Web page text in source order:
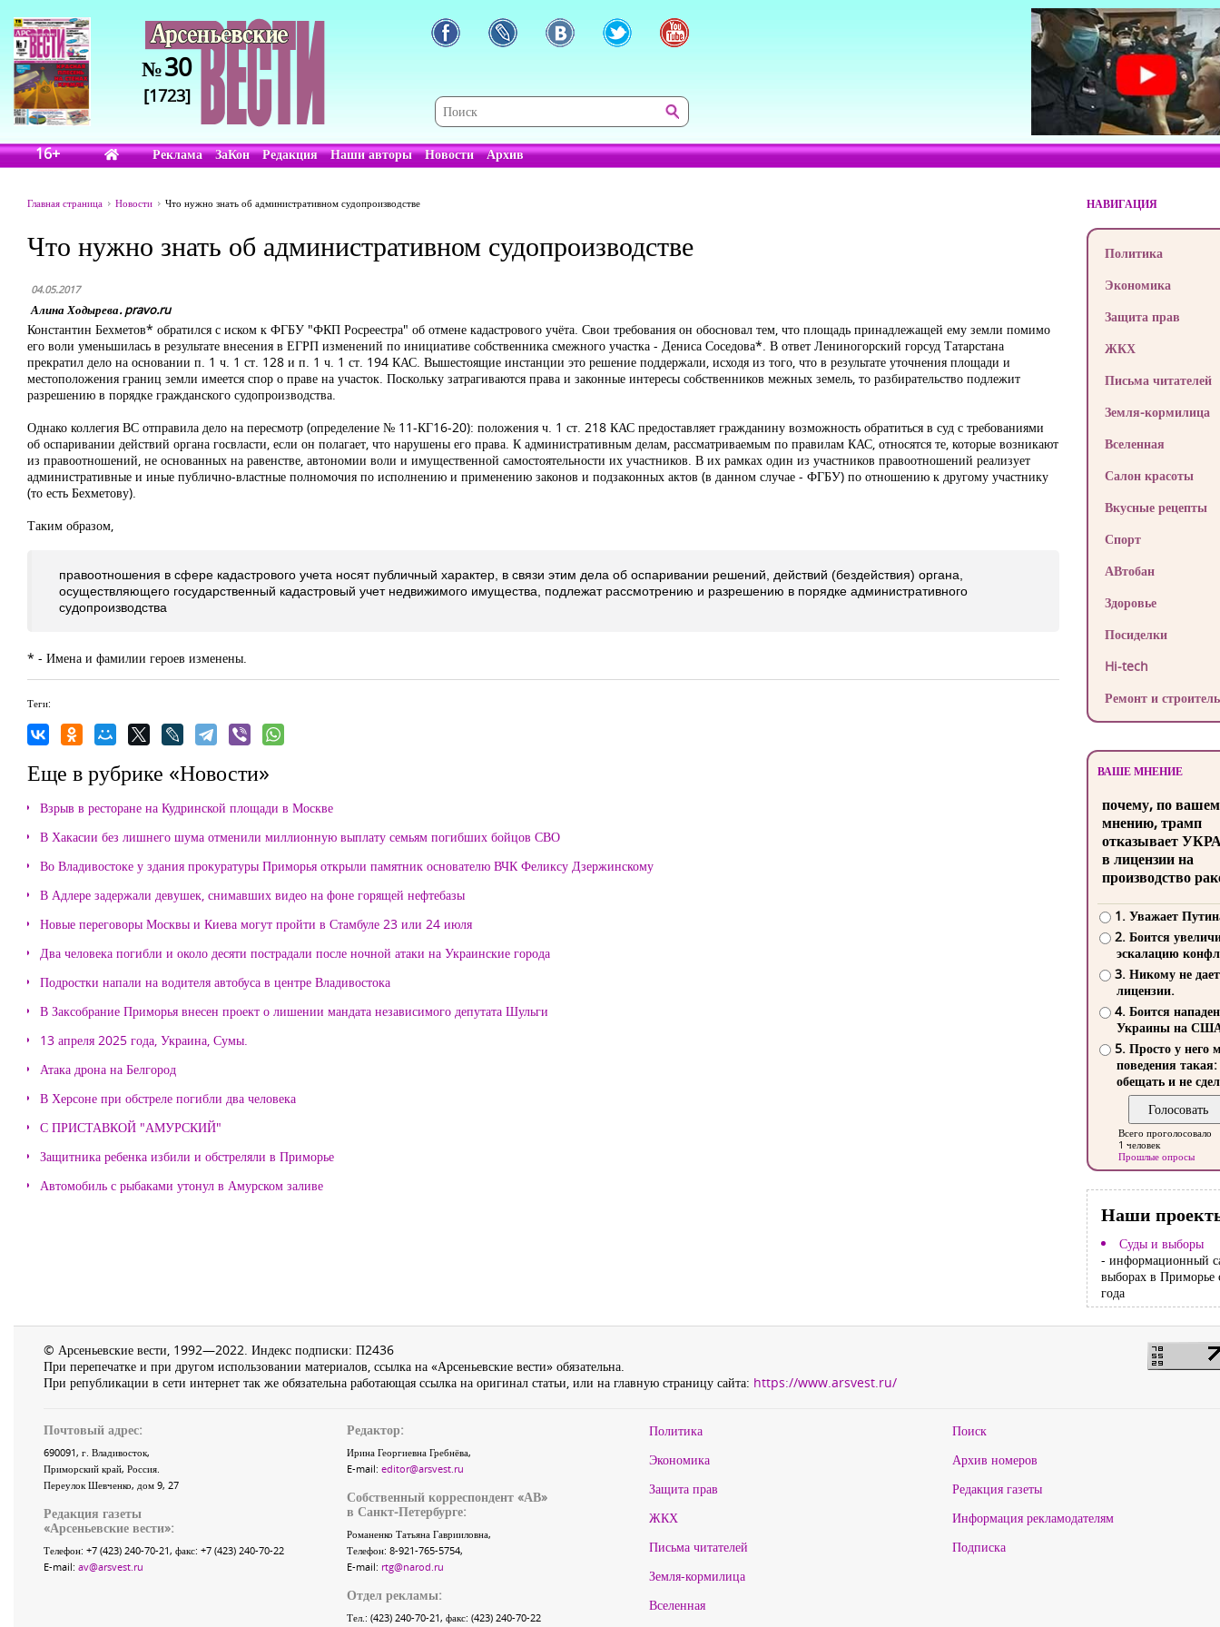
№30
[1723]
16+ Реклама ЗаКон Редакция Наши авторы Новости Архив
Главная страница Новости Что нужно знать об административном судопроизводстве
Что нужно знать об административном судопроизводстве
04.05.2017
Алина Ходырева. pravo.ru
Константин Бехметов* обратился с иском к ФГБУ "ФКП Росреестра" об отмене кадастрового учёта. Свои требования он обосновал тем, что площадь принадлежащей ему земли помимо
его воли уменьшилась в результате внесения в ЕГРП изменений по инициативе собственника смежного участка - Дениса Соседова*. В ответ Лениногорский горсуд Татарстана
прекратил дело на основании п. 1 ч. 1 ст. 128 и п. 1 ч. 1 ст. 194 КАС. Вышестоящие инстанции это решение поддержали, исходя из того, что в результате уточнения площади и
местоположения границ земли имеется спор о праве на участок. Поскольку затрагиваются права и законные интересы собственников межных земель, то разбирательство подлежит
разрешению в порядке гражданского судопроизводства.
Однако коллегия ВС отправила дело на пересмотр (определение № 11-КГ16-20): положения ч. 1 ст. 218 КАС предоставляет гражданину возможность обратиться в суд с требованиями
об оспаривании действий органа госвласти, если он полагает, что нарушены его права. К административным делам, рассматриваемым по правилам КАС, относятся те, которые возникают
из правоотношений, не основанных на равенстве, автономии воли и имущественной самостоятельности их участников. В их рамках один из участников правоотношений реализует
административные и иные публично-властные полномочия по исполнению и применению законов и подзаконных актов (в данном случае - ФГБУ) по отношению к другому участнику
(то есть Бехметову).
Таким образом,
правоотношения в сфере кадастрового учета носят публичный характер, в связи этим дела об оспаривании решений, действий (бездействия) органа,
осуществляющего государственный кадастровый учет недвижимого имущества, подлежат рассмотрению и разрешению в порядке административного
судопроизводства
* - Имена и фамилии героев изменены.
Теги:
Еще в рубрике «Новости»
Взрыв в ресторане на Кудринской площади в Москве
В Хакасии без лишнего шума отменили миллионную выплату семьям погибших бойцов СВО
Во Владивостоке у здания прокуратуры Приморья открыли памятник основателю ВЧК Феликсу Дзержинскому
В Адлере задержали девушек, снимавших видео на фоне горящей нефтебазы
Новые переговоры Москвы и Киева могут пройти в Стамбуле 23 или 24 июля
Два человека погибли и около десяти пострадали после ночной атаки на Украинские города
Подростки напали на водителя автобуса в центре Владивостока
В Заксобрание Приморья внесен проект о лишении мандата независимого депутата Шульги
13 апреля 2025 года, Украина, Сумы.
Атака дрона на Белгород
В Херсоне при обстреле погибли два человека
С ПРИСТАВКОЙ "АМУРСКИЙ"
Защитника ребенка избили и обстреляли в Приморье
Автомобиль с рыбаками утонул в Амурском заливе
НАВИГАЦИЯ
Политика
Экономика
Защита прав
ЖКХ
Письма читателей
Земля-кормилица
Вселенная
Салон красоты
Вкусные рецепты
Спорт
АВтобан
Здоровье
Посиделки
Hi-tech
Ремонт и
ВАШЕ МНЕНИЕ
почему, по
мнению, трамп
отказывает
в лицензии на
производство
1. Уважает
2. Боится
эскалацию
3. Никому не
лицензии.
4. Боится
Украины на
5. Просто у него
поведения такая:
обещать и не
Всего проголосовало
1 человек
Прошлые опросы
Наши
Суды и выборы
- информационный
выборах в Приморье
года
© Арсеньевские вести, 1992—2022. Индекс подписки: П2436
При перепечатке и при другом использовании материалов, ссылка на «Арсеньевские вести» обязательна.
При републикации в сети интернет так же обязательна работающая ссылка на оригинал статьи, или на главную страницу сайта: https://www.arsvest.ru/
Почтовый адрес:
690091, г. Владивосток,
Приморский край, Россия.
Переулок Шевченко, дом 9, 27
Редакция газеты
«Арсеньевские вести»:
Телефон: +7 (423) 240-70-21, факс: +7 (423) 240-70-22
E-mail: av@arsvest.ru
Редактор:
Ирина Георгиевна Гребнёва,
E-mail: editor@arsvest.ru
Собственный корреспондент «АВ»
в Санкт-Петербурге:
Романенко Татьяна Гаврииловна,
Телефон: 8-921-765-5754,
E-mail: rtg@narod.ru
Отдел рекламы:
Тел.: (423) 240-70-21, факс: (423) 240-70-22
Политика
Экономика
Защита прав
ЖКХ
Письма читателей
Земля-кормилица
Вселенная
Поиск
Архив номеров
Редакция газеты
Информация рекламодателям
Подписка